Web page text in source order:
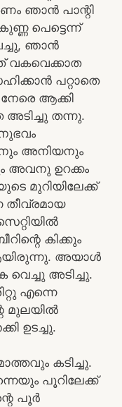
ഞാൻ പാന്റി
പെട്ടെന്ന്
ഞാൻ
വകവെക്കാത
പറ്റാതെ
ആക്കി
തന്നു.
അനിയനും
അവനു ഉറക്കം
മുറിയിലേക്ക്
തീവ്രമായ
കിക്കും
അയാൾ
അടിച്ചു.
എന്നെ
മുലയിൽ
ഉടച്ചു.
കടിച്ചു.
പൂറിലേക്ക്
പൂർ